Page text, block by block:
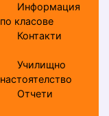
Информация
по класове
Контакти
Училищно
настоятелство
Отчети